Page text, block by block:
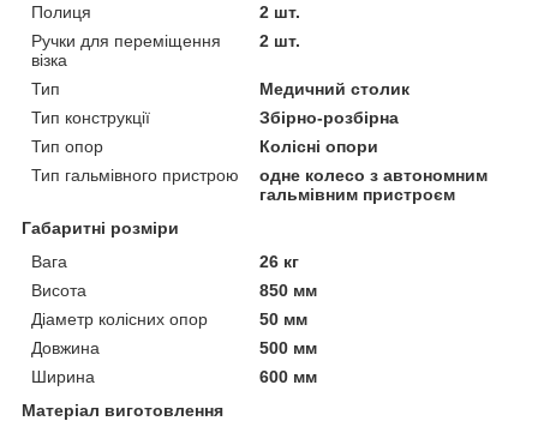
Полиця
2 шт.
Ручки для переміщення
візка
2 шт.
Тип
Медичний столик
Тип конструкції
Збірно-розбірна
Тип опор
Колісні опори
Тип гальмівного пристрою
одне колесо з автономним
гальмівним пристроєм
Габаритні розміри
Вага
26 кг
Висота
850 мм
Діаметр колісних опор
50 мм
Довжина
500 мм
Ширина
600 мм
Матеріал виготовлення